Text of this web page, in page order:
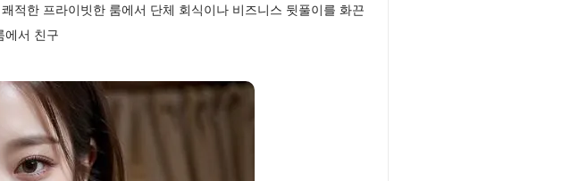
적한 프라이빗한 룸에서 단체 회식이나 비즈니스 뒷풀이를 화끈
에서 친구